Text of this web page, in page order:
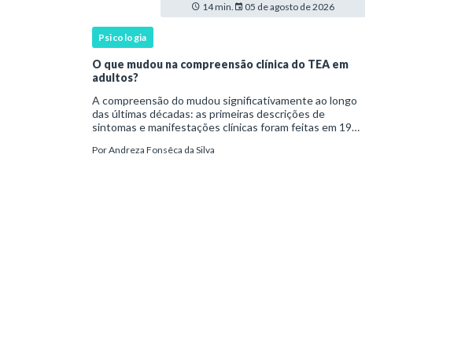
14 min. 05 de agosto de 2026
Psicologia
O que mudou na compreensão clínica do TEA em
adultos?
A compreensão do mudou significativamente ao longo
das últimas décadas: as primeiras descrições de
sintomas e manifestações clínicas foram feitas em 1943
da observação de crianças com dificuldad
PorAndreza Fonsêca da Silva